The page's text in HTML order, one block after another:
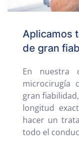
Aplicamos
de gran
En nuestra
microcirugía
gran
longitud
hacer un
todo el